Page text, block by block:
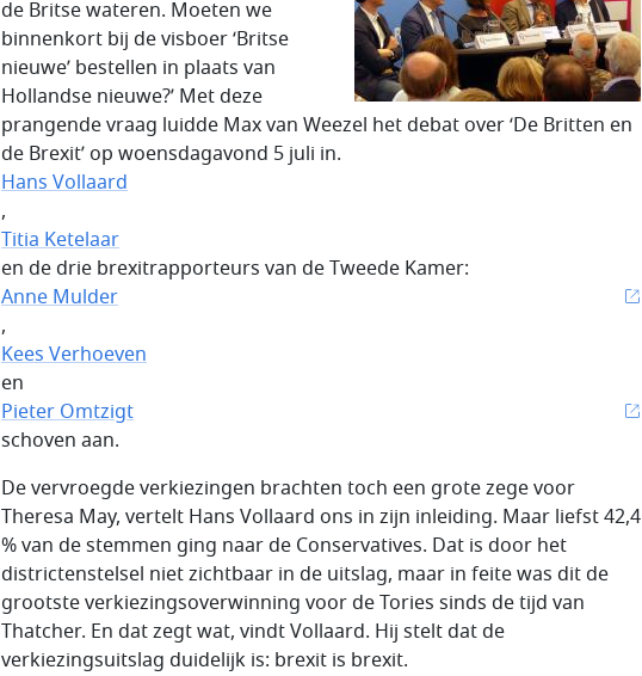
de Britse wateren. Moeten we
binnenkort bij de visboer ‘Britse
nieuwe’ bestellen in plaats van
Hollandse nieuwe?’ Met deze
prangende vraag luidde Max van Weezel het debat over ‘De Britten en
de Brexit’ op woensdagavond 5 juli in.
Hans Vollaard
,
Titia Ketelaar
en de drie brexitrapporteurs van de Tweede Kamer:
Anne Mulder
,
Kees Verhoeven
en
Pieter Omtzigt
schoven aan.
De vervroegde verkiezingen brachten toch een grote zege voor
Theresa May, vertelt Hans Vollaard ons in zijn inleiding. Maar liefst 42,4
% van de stemmen ging naar de Conservatives. Dat is door het
districtenstelsel niet zichtbaar in de uitslag, maar in feite was dit de
grootste verkiezingsoverwinning voor de Tories sinds de tijd van
Thatcher. En dat zegt wat, vindt Vollaard. Hij stelt dat de
verkiezingsuitslag duidelijk is: brexit is brexit.